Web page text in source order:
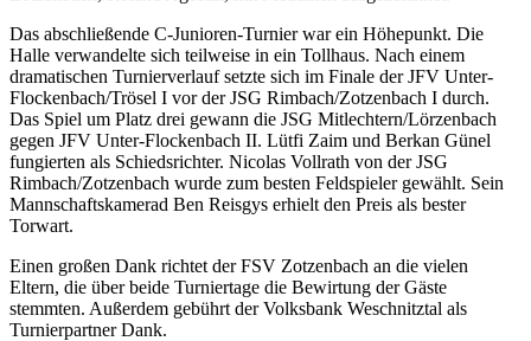
Das abschließende C-Junioren-Turnier war ein Höhepunkt. Die
Halle verwandelte sich teilweise in ein Tollhaus. Nach einem
dramatischen Turnierverlauf setzte sich im Finale der JFV Unter-
Flockenbach/Trösel I vor der JSG Rimbach/Zotzenbach I durch.
Das Spiel um Platz drei gewann die JSG Mitlechtern/Lörzenbach
gegen JFV Unter-Flockenbach II. Lütfi Zaim und Berkan Günel
fungierten als Schiedsrichter. Nicolas Vollrath von der JSG
Rimbach/Zotzenbach wurde zum besten Feldspieler gewählt. Sein
Mannschaftskamerad Ben Reisgys erhielt den Preis als bester
Torwart.
Einen großen Dank richtet der FSV Zotzenbach an die vielen
Eltern, die über beide Turniertage die Bewirtung der Gäste
stemmten. Außerdem gebührt der Volksbank Weschnitztal als
Turnierpartner Dank.